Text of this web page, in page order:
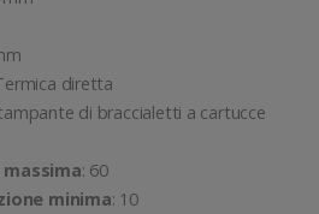
diretta
di braccialetti a cartucce
: 60
minima: 10